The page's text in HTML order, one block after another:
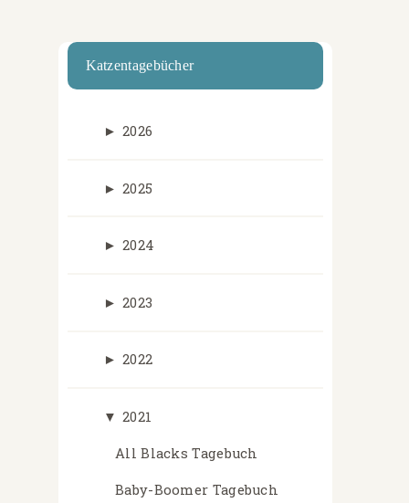
Katzentagebücher
► 2026
► 2025
► 2024
► 2023
► 2022
▼ 2021
All Blacks Tagebuch
Baby-Boomer Tagebuch